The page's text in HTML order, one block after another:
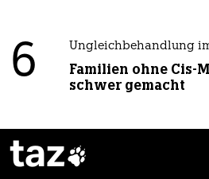
6 Ungleichbehandlung
Familien ohne Cis-
schwer gemacht
taz